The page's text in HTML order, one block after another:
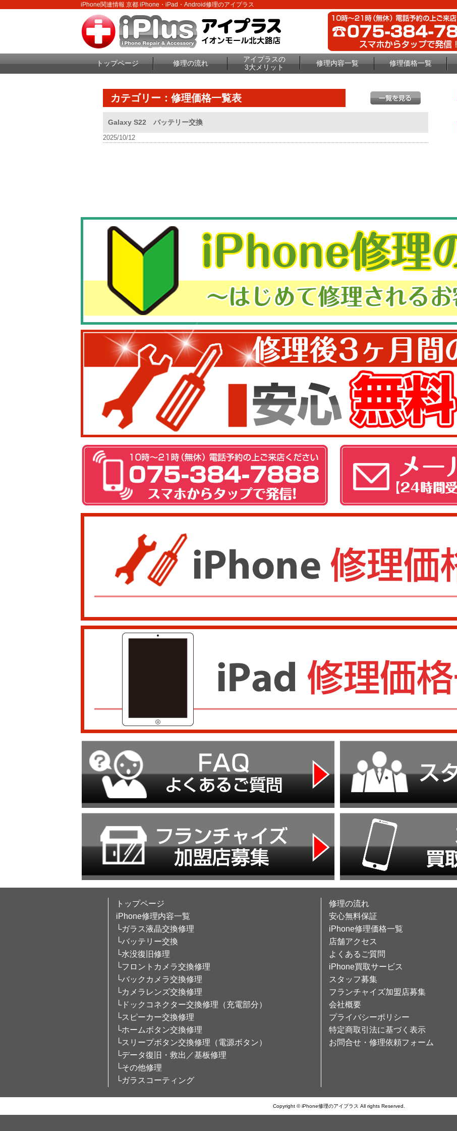
iPhone関連情報 京都 iPhone・iPad・Android修理のアイプラス
トップページ 修理の流れ
アイプラスの
3大メリット
修理内容一覧 修理価格一覧
カテゴリー：修理価格一覧表
Galaxy S22 バッテリー交換
2025/10/12
トップページ
iPhone修理内容一覧
└ガラス液晶交換修理
└バッテリー交換
└水没復旧修理
└フロントカメラ交換修理
└バックカメラ交換修理
└カメラレンズ交換修理
└ドックコネクター交換修理（充電部分）
└スピーカー交換修理
└ホームボタン交換修理
└スリープボタン交換修理（電源ボタン）
└データ復旧・救出／基板修理
└その他修理
└ガラスコーティング
修理の流れ
安心無料保証
iPhone修理価格一覧
店舗アクセス
よくあるご質問
iPhone買取サービス
スタッフ募集
フランチャイズ加盟店募集
会社概要
プライバシーポリシー
特定商取引法に基づく表示
お問合せ・修理依頼フォーム
Copyright © iPhone修理のアイプラス All rights Reserved.